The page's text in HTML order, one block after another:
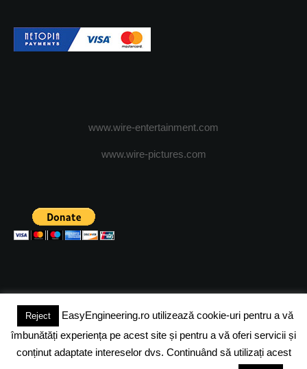
www.wire-entertainment.com
www.wire-pictures.com
(c) 2024 - FineEngineeringMagazine. All rights reserved.
DESPRE NOI ADVERTISING JOBS DESPRE COOKIES
Reject
EasyEngineering.ro utilizează cookie-uri pentru a vă
îmbunătăți experiența pe acest site și pentru a vă oferi servicii și
conținut adaptate intereselor dvs. Continuând să utilizați acest